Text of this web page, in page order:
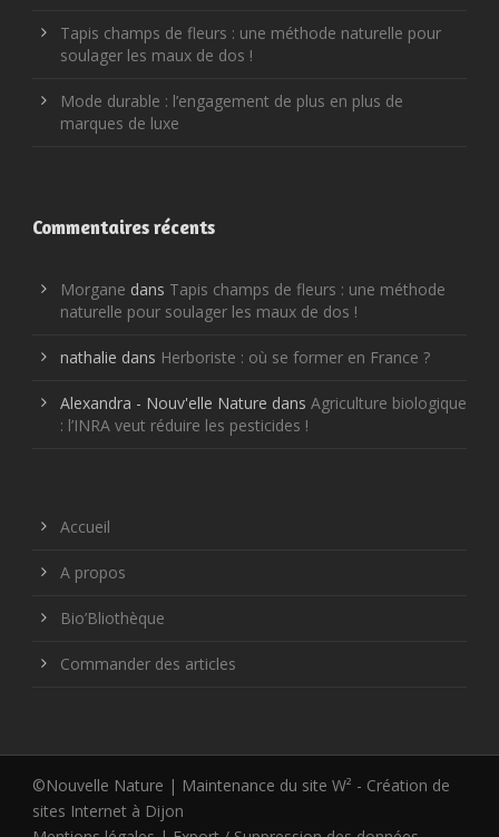
Tapis champs de fleurs : une méthode naturelle pour
soulager les maux de dos !
Mode durable : l’engagement de plus en plus de
marques de luxe
Commentaires récents
Morgane dans Tapis champs de fleurs : une méthode
naturelle pour soulager les maux de dos !
nathalie dans Herboriste : où se former en France ?
Alexandra - Nouv'elle Nature dans Agriculture biologique
: l’INRA veut réduire les pesticides !
Accueil
A propos
Bio’Bliothèque
Commander des articles
©Nouvelle Nature | Maintenance du site W² - Création de
sites Internet à Dijon